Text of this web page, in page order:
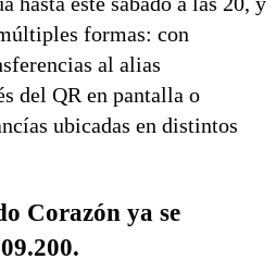
formas: con
al alias
del QR en pantalla o
ubicadas en distintos
Corazón ya se